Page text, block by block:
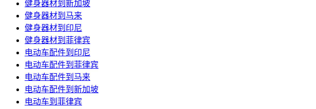
健身器材到新加坡
健身器材到马来
健身器材到印尼
健身器材到菲律宾
电动车配件到印尼
电动车配件到菲律宾
电动车配件到马来
电动车配件到新加坡
电动车到菲律宾